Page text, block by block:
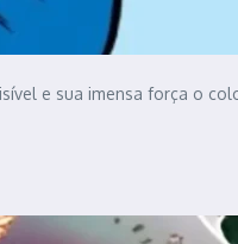
e sua imensa força o